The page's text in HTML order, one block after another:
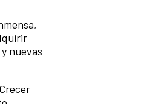
nuevas